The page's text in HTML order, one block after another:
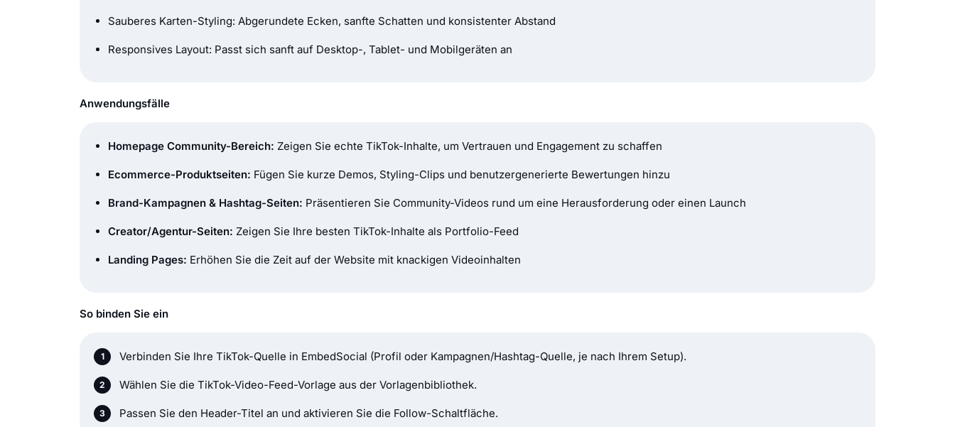
Sauberes Karten-Styling: Abgerundete Ecken, sanfte Schatten und konsistenter Abstand
Responsives Layout: Passt sich sanft auf Desktop-, Tablet- und Mobilgeräten an
Anwendungsfälle
Homepage Community-Bereich: Zeigen Sie echte TikTok-Inhalte, um Vertrauen und Engagement zu schaffen
Ecommerce-Produktseiten: Fügen Sie kurze Demos, Styling-Clips und benutzergenerierte Bewertungen hinzu
Brand-Kampagnen & Hashtag-Seiten: Präsentieren Sie Community-Videos rund um eine Herausforderung oder einen Launch
Creator/Agentur-Seiten: Zeigen Sie Ihre besten TikTok-Inhalte als Portfolio-Feed
Landing Pages: Erhöhen Sie die Zeit auf der Website mit knackigen Videoinhalten
So binden Sie ein
Verbinden Sie Ihre TikTok-Quelle in EmbedSocial (Profil oder Kampagnen/Hashtag-Quelle, je nach Ihrem Setup).
Wählen Sie die TikTok-Video-Feed-Vorlage aus der Vorlagenbibliothek.
Passen Sie den Header-Titel an und aktivieren Sie die Follow-Schaltfläche.